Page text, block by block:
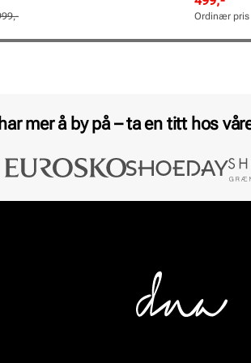
pris
Pris
pris
Pris
Ordinær pris
mer å by på – ta en titt hos